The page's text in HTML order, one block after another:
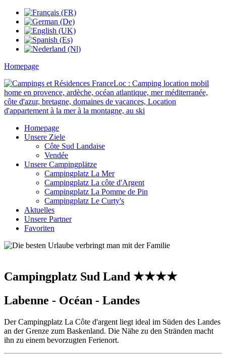
Homepage
Homepage
Unsere Ziele
Côte Sud Landaise
Vendée
Unsere Campingplätze
Campingplatz La Mer
Campingplatz La côte d'Argent
Campingplatz La Pomme de Pin
Campingplatz Le Curty's
Aktuelles
Unsere Partner
Favoriten
Campingplatz Sud Land ★★★★
Labenne - Océan - Landes
Der Campingplatz La Côte d'argent liegt ideal im Süden des Landes
an der Grenze zum Baskenland. Die Nähe zu den Stränden macht
ihn zu einem bevorzugten Ferienort.